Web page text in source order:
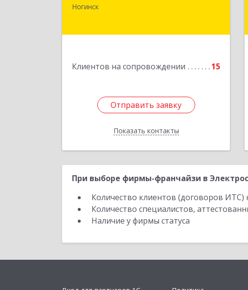
Ногинск
Клиентов на сопровождении 15
Отправить заявку
Показать контакты
Подробнее
Отправить заявку
Назад
При выборе фирмы-франчайзи в
Количество клиентов (договоров
Количество специалистов,
Наличие у фирмы статуса